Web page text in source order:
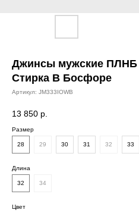
Джинсы мужские ПЛНБ
Стирка В Босфоре
Артикул: JM333IOWB
13 850 р.
Размер
28 29 30 31 32 33
Длина
32 34
Цвет